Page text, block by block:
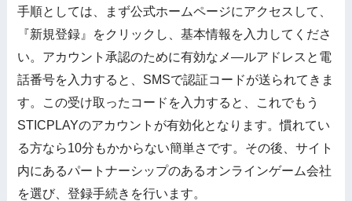
手順としては、まず公式ホームページにアクセスして、
『新規登録』をクリックし、基本情報を入力してくださ
い。アカウント承認のために有効なメ―ルアドレスと電
話番号を入力すると、SMSで認証コードが送られてきま
す。この受け取ったコードを入力すると、これでもう
STICPLAYのアカウントが有効化となります。慣れてい
る方なら10分もかからない簡単さです。その後、サイト
内にあるパートナーシップのあるオンラインゲーム会社
を選び、登録手続きを行います。